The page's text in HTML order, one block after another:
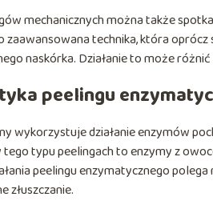
mechanicznych można także
technika, która
naskórka. Działanie to może
peelingu
wykorzystuje działanie enzymów
typu peelingach to enzymy z
peelingu enzymatycznego
złuszczanie.